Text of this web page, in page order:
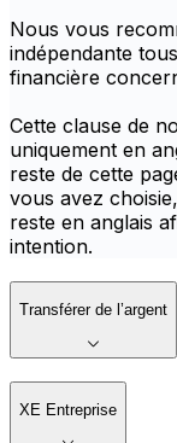
Nous vous
indépendante
financière
Cette clause de
uniquement en
reste de cette
vous avez
reste en anglais
intention.
Transférer de l’argent
XE Entreprise